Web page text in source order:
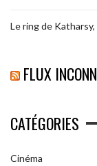
Le ring de
FLUX
CATÉGORIES
Cinéma